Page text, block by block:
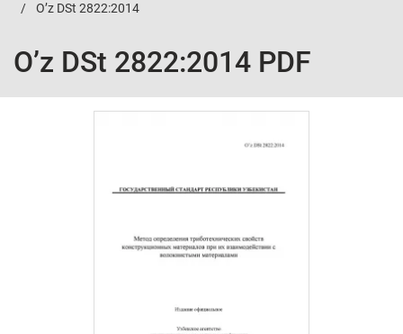
O’z DSt 2822:2014
O’z DSt 2822:2014 PDF